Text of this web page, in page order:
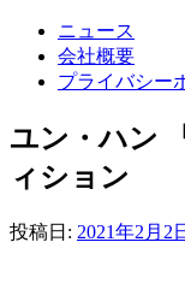
ニュース
会社概要
プライバシー
ユン・ハン
ィション
投稿日: 2021年2月2